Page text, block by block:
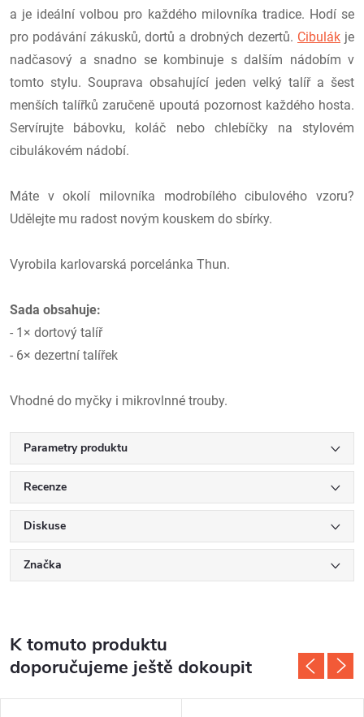
a je ideální volbou pro každého milovníka tradice. Hodí se
pro podávání zákusků, dortů a drobných dezertů. Cibulák je
nadčasový a snadno se kombinuje s dalším nádobím v
tomto stylu. Souprava obsahující jeden velký talíř a šest
menších talířků zaručeně upoutá pozornost každého hosta.
Servírujte bábovku, koláč nebo chlebíčky na stylovém
cibulákovém nádobí.
Máte v okolí milovníka modrobílého cibulového vzoru?
Udělejte mu radost novým kouskem do sbírky.
Vyrobila karlovarská porcelánka Thun.
Sada obsahuje:
- 1× dortový talíř
- 6× dezertní talířek
Vhodné do myčky i mikrovlnné trouby.
Parametry produktu
Recenze
Diskuse
Značka
K tomuto produktu
doporučujeme ještě dokoupit